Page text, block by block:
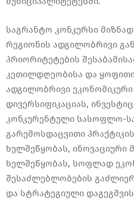
საგრანტო კონკურსი მიზნად
რეგიონის ადგილობრივი
პრიორიტეტების
კეთილდღეობისა და ყოფითი
ადგილობრივი ეკონომიკური
დივერსიფიკაციას,
კონკურენტული სასოფლო-
გარემოსდაცვითი
ხელშეწყობას, ინოვაციური
ხელშეწყობას, სოფლად
შესაძლებლობების
და სტრატეგიული